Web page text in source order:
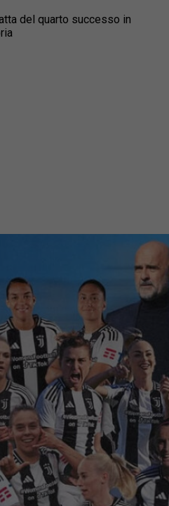
del quarto successo in